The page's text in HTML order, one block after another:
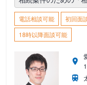
電話相談可能 初回面
18時以降面談可能